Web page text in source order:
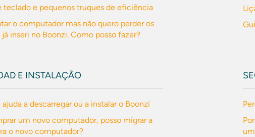
teclado e pequenos truques de eficiência
o computador mas não quero perder os
inseri no Boonzi. Como posso fazer?
E INSTALAÇÃO
ajuda a descarregar ou a instalar o Boonzi
um novo computador, posso migrar a
o novo computador?